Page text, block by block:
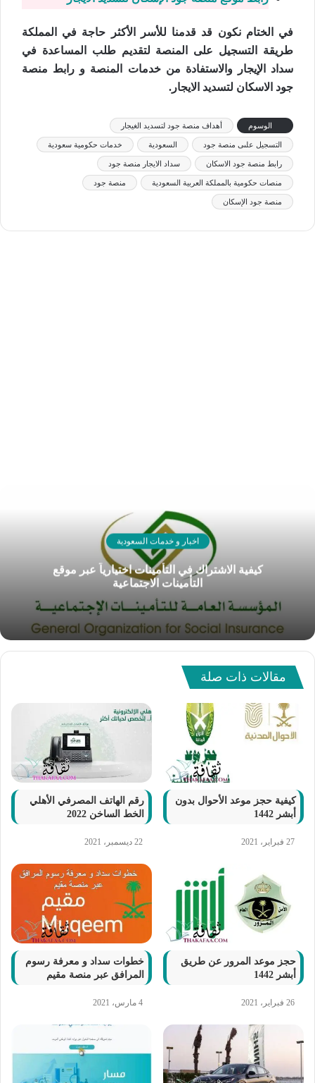
في الختام نكون قد قدمنا للأسر الأكثر حاجة في المملكة
طريقة التسجيل على المنصة لتقديم طلب المساعدة في
سداد الإيجار والاستفادة من خدمات المنصة و رابط منصة
جود الاسكان لتسديد الايجار.
الوسوم أهداف منصة جود لتسديد الغيجار
التسجيل علىى منصة جود السعودية خدمات حكومية سعودية
رابط منصة جود الاسكان سداد الايجار منصة جود
منصات حكومية بالمملكة العربية السعودية منصة جود
منصة جود الإسكان
اخبار و خدمات السعودية
كيفية الاشتراك في التأمينات اختيارياً عبر موقع
التأمينات الاجتماعية
مقالات ذات صلة
كيفية حجز موعد الأحوال بدون
أبشر 1442
27 فبراير، 2021
رقم الهاتف المصرفي الأهلي
الخط الساخن 2022
22 ديسمبر، 2021
حجز موعد المرور عن طريق
أبشر 1442
26 فبراير، 2021
خطوات سداد و معرفة رسوم
المرافق عبر منصة مقيم
4 مارس، 2021